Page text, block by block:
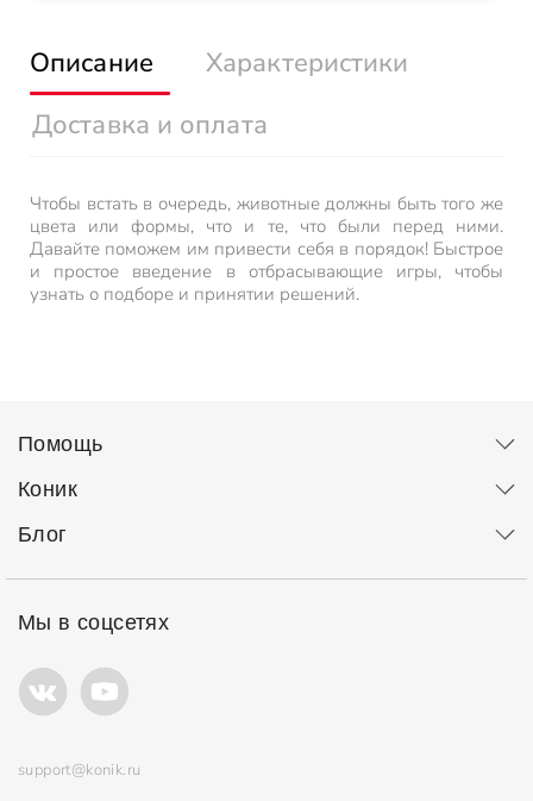
Описание
Характеристики
Доставка и оплата
Чтобы встать в очередь, животные должны быть того же
цвета или формы, что и те, что были перед ними.
Давайте поможем им привести себя в порядок! Быстрое
и простое введение в отбрасывающие игры, чтобы
узнать о подборе и принятии решений.
Помощь
Коник
Блог
Мы в соцсетях
support@konik.ru